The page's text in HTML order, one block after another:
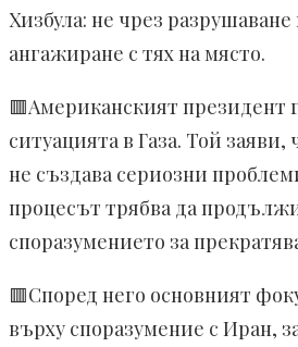
Хизбула: не чрез разрушаване
ангажиране с тях на място.
🟥Американският президент
ситуацията в Газа. Той
не създава сериозни
процесът трябва да
споразумението за
🟥Според него основният
върху споразумение с Иран,